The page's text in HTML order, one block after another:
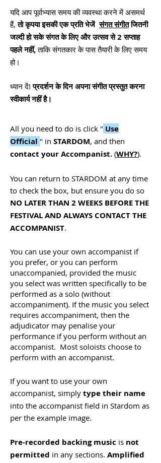
यदि आप पूर्वाभ्यास समय की व्यवस्था करने में असमर्थ
हैं,तो कृपया इसकी एक प्रति भेजें संगत संगीतजितनी
जल्दी हो सके संगत के लिए और उत्सव से 2 सप्ताह
पहले नहीं,ताकि संगतकार के पास तैयारी के लिए समय
हो।
ध्यान दें!प्रदर्शन के दिन अपना संगीत प्रस्तुत करना
स्वीकार्य नहीं है।
All you need to do is click " Use
Official " in STARDOM, and then
contact your Accompanist. (WHY?).
You can return to STARDOM at any time
to check the box, but ensure you do so
NO LATER THAN 2 WEEKS BEFORE THE
FESTIVAL AND ALWAYS CONTACT THE
ACCOMPANIST.
You can use your own accompanist if
you prefer, or you can perform
unaccompanied, provided the music
you select was written specifically to be
performed as a solo (without
accompaniment). If the music you select
requires accompaniment, then the
adjudicator may penalise your
performance if you perform without an
accompanist. Most soloists choose to
perform with an accompanist.
If you want to use your own
accompanist, simply type their name
into the accompanist field in Stardom as
per the example image.
Pre-recorded backing music is not
permitted in any sections. Amplified